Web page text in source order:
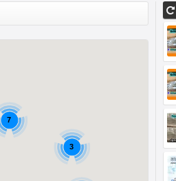
7
3